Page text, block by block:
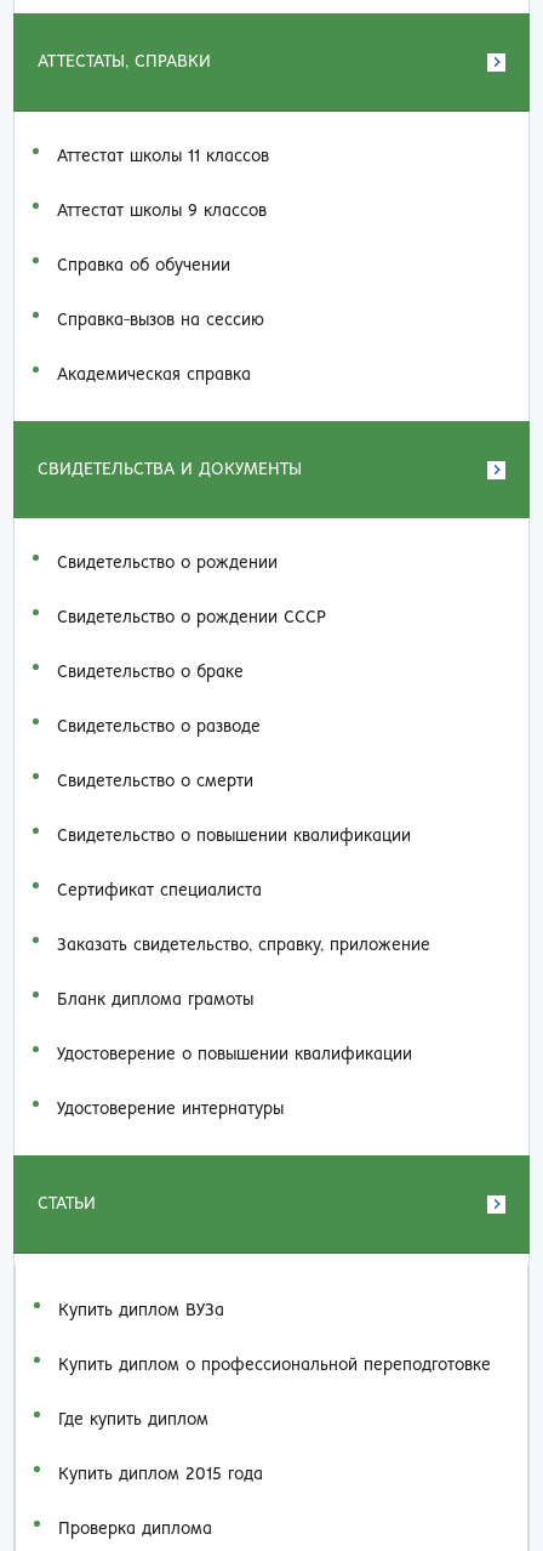
АТТЕСТАТЫ, СПРАВКИ
Аттестат школы 11 классов
Аттестат школы 9 классов
Справка об обучении
Справка-вызов на сессию
Академическая справка
СВИДЕТЕЛЬСТВА И ДОКУМЕНТЫ
Свидетельство о рождении
Свидетельство о рождении СССР
Свидетельство о браке
Свидетельство о разводе
Свидетельство о смерти
Свидетельство о повышении квалификации
Сертификат специалиста
Заказать cвидетельство, справку, приложение
Бланк диплома грамоты
Удостоверение о повышении квалификации
Удостоверение интернатуры
СТАТЬИ
Купить диплом ВУЗа
Купить диплом о профессиональной переподготовке
Где купить диплом
Купить диплом 2015 года
Проверка диплома